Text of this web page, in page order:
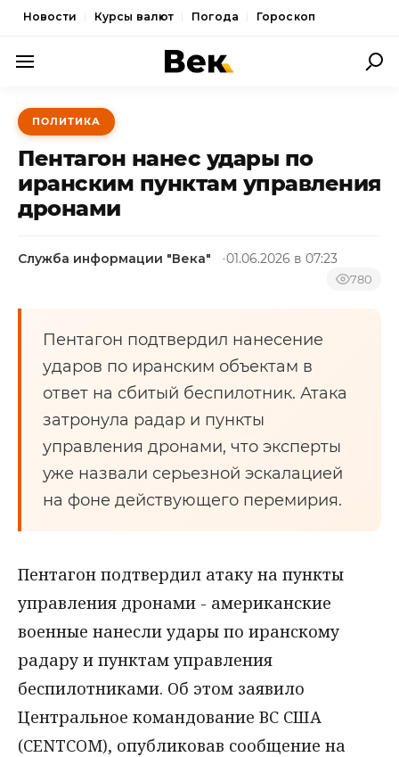
Новости Курсы валют Погода Гороскоп
ПОЛИТИКА
ЭКОНОМИКА
ОБЩЕСТВО
СПОРТ
ПОЛИТИКА
Пентагон нанес удары по
иранским пунктам управления
дронами
Служба информации "Века" 01.06.2026 в 07:23
780
Пентагон подтвердил нанесение
ударов по иранским объектам в
ответ на сбитый беспилотник. Атака
затронула радар и пункты
управления дронами, что эксперты
уже назвали серьезной эскалацией
на фоне действующего перемирия.
Пентагон подтвердил атаку на пункты
управления дронами - американские
военные нанесли удары по иранскому
радару и пунктам управления
беспилотниками. Об этом заявило
Центральное командование ВС США
(CENTCOM), опубликовав сообщение на